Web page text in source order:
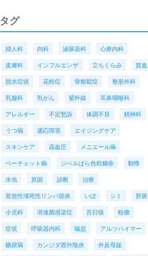
タグ
婦人科 内科 泌尿器科
心療内科
皮膚科
インフルエンザ 立ちくらみ
貧血
脱水症状
花粉症 骨粗鬆症
整形外科
乳腺科
乳がん 紫外線
耳鼻咽喉科
アレルギー
不定愁訴 体調不良
精神科
うつ病
適応障害
エイジングケア
スキンケア
高血圧
メニエール病
ベーチェット病
ジベルばら色粃糠疹
動悸
水虫
原因 診断
治療
亜急性壊死性リンパ節炎
いぼ シミ
肝斑
小児科
溶連菌感染症 百日咳
粉瘤
症状
呼吸器内科 喘息
アルツハイマー
糖尿病
カンジダ膣外陰炎
外反母趾